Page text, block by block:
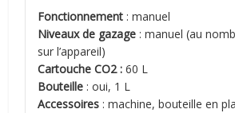
Fonctionnement : manuel
Niveaux de gazage : manuel (au
sur l’appareil)
Cartouche CO2 :60 L
Bouteille : oui, 1 L
Accessoires : machine, bouteille en